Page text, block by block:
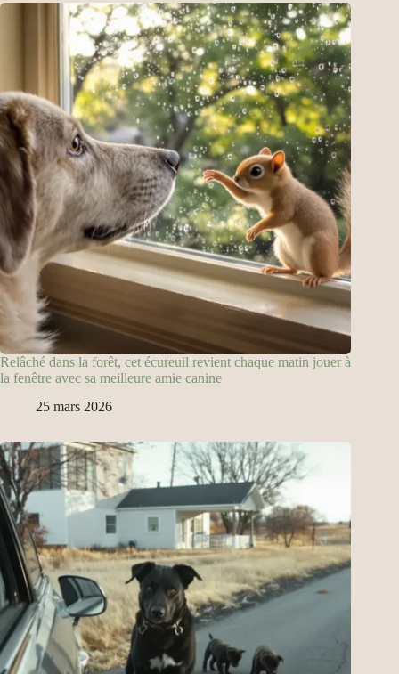
Relâché dans la forêt, cet écureuil revient chaque matin jouer à
la fenêtre avec sa meilleure amie canine
25 mars 2026